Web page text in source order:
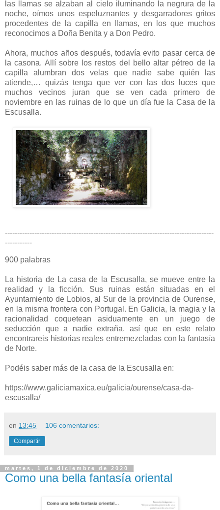
las llamas se alzaban al cielo iluminando la negrura de la
noche, oímos unos espeluznantes y desgarradores gritos
procedentes de la capilla en llamas, en los que muchos
reconocimos a Doña Benita y a Don Pedro.
Ahora, muchos años después, todavía evito pasar cerca de
la casona. Allí sobre los restos del bello altar pétreo de la
capilla alumbran dos velas que nadie sabe quién las
atiende,… quizás tenga que ver con las dos luces que
muchos vecinos juran que se ven cada primero de
noviembre en las ruinas de lo que un día fue la Casa de la
Escusalla.
-------------------------------------------------------------------------------------
-----------
900 palabras
La historia de La casa de la Escusalla, se mueve entre la
realidad y la ficción. Sus ruinas están situadas en el
Ayuntamiento de Lobios, al Sur de la provincia de Ourense,
en la misma frontera con Portugal. En Galicia, la magia y la
racionalidad coquetean asiduamente en un juego de
seducción que a nadie extraña, así que en este relato
encontrareis historias reales entremezcladas con la fantasía
de Norte.
Podéis saber más de la casa de la Escusalla en:
https://www.galiciamaxica.eu/galicia/ourense/casa-da-
escusalla/
en 13:45 106 comentarios:
Compartir
martes, 1 de diciembre de 2020
Como una bella fantasía oriental